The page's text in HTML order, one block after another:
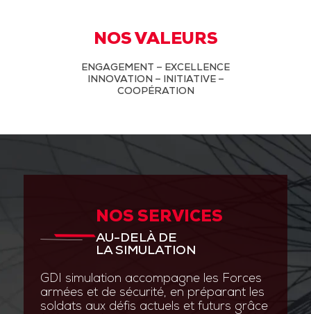
NOS VALEURS
ENGAGEMENT – EXCELLENCE
INNOVATION – INITIATIVE –
COOPÉRATION
NOS SERVICES
AU-DELÀ DE
LA SIMULATION
GDI simulation accompagne les Forces
armées et de sécurité, en préparant les
soldats aux défis actuels et futurs grâce